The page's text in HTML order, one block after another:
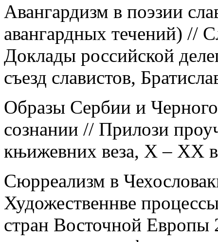
Авангардизм в поэзии
авангардных течений) //
Доклады российской
съезд славистов,
Образы Сербии и
сознании // Прилози
књижевних веза, Х – ХХ
Сюрреализм в
Художественнве
стран Восточной